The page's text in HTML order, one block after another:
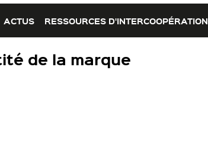
ACTUS RESSOURCES D'INTERCOOPÉRATION
de la marque